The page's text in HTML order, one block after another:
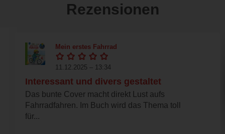
Rezensionen
Mein erstes Fahrrad
11.12.2025 – 13:34
Interessant und divers gestaltet
Das bunte Cover macht direkt Lust aufs
Fahrradfahren. Im Buch wird das Thema toll
für...